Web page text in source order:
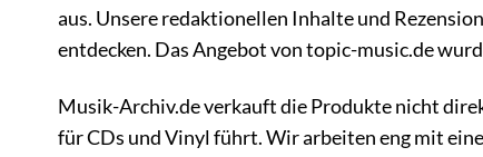
aus. Unsere redaktionellen Inhalte und
entdecken. Das Angebot vontopic-music.de
Musik-Archiv.de verkauft die Produkte nicht
für CDs und Vinyl führt. Wir arbeiten eng mit